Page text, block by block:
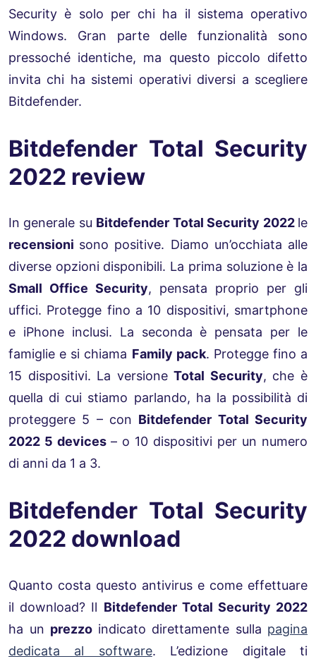
Security è solo per chi ha il sistema operativo
Windows. Gran parte delle funzionalità sono
pressoché identiche, ma questo piccolo difetto
invita chi ha sistemi operativi diversi a scegliere
Bitdefender.
Bitdefender Total Security
2022 review
In generale su Bitdefender Total Security 2022 le
recensioni sono positive. Diamo un’occhiata alle
diverse opzioni disponibili. La prima soluzione è la
Small Office Security, pensata proprio per gli
uffici. Protegge fino a 10 dispositivi, smartphone
e iPhone inclusi. La seconda è pensata per le
famiglie e si chiama Family pack. Protegge fino a
15 dispositivi. La versioneTotal Security, che è
quella di cui stiamo parlando, ha la possibilità di
proteggere 5 – con Bitdefender Total Security
2022 5 devices – o 10 dispositivi per un numero
di anni da 1 a 3.
Bitdefender Total Security
2022 download
Quanto costa questo antivirus e come effettuare
il download? Il Bitdefender Total Security 2022
ha un prezzo indicato direttamente sulla pagina
dedicata al software. L’edizione digitale ti